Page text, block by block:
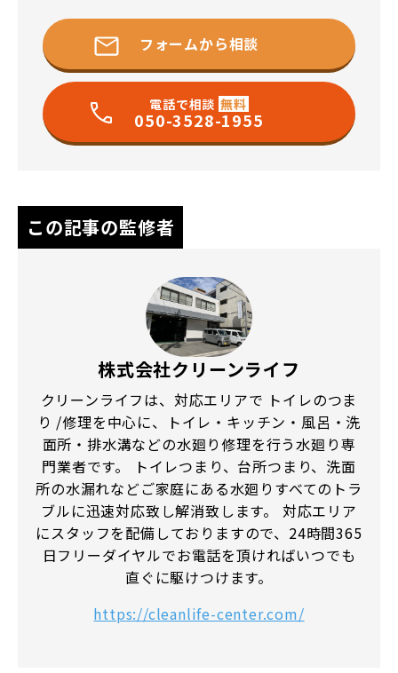
フォームから相談
電話で相談 無料
050-3528-1955
この記事の監修者
株式会社クリーンライフ
クリーンライフは、対応エリアで トイレのつま
り /修理を中心に、トイレ・キッチン・風呂・洗
面所・排水溝などの水廻り修理を行う水廻り専
門業者です。 トイレつまり、台所つまり、洗面
所の水漏れなどご家庭にある水廻りすべてのトラ
ブルに迅速対応致し解消致します。 対応エリア
にスタッフを配備しておりますので、24時間365
日フリーダイヤルでお電話を頂ければいつでも
直ぐに駆けつけます。
https://cleanlife-center.com/